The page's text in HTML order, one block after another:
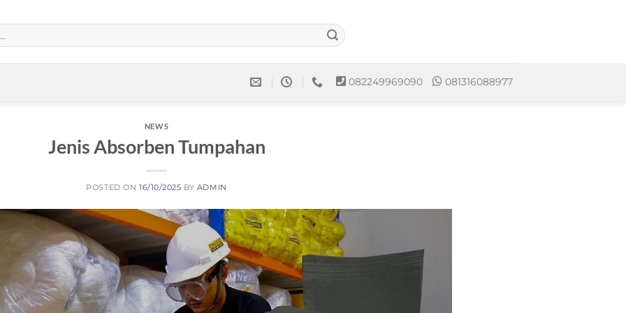
082249969090 081316088977
NEWS
Jenis Absorben Tumpahan
POSTED ON 16/10/2025 BY ADMIN